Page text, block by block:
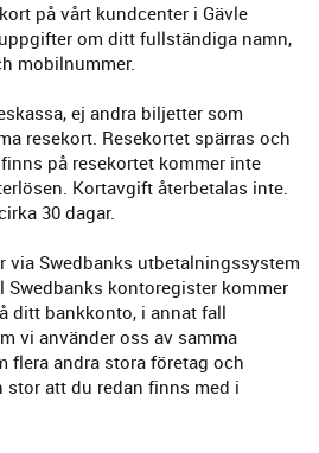
på vårt kundcenter i Gävle
om ditt fullständiga namn,
mobilnummer.
ej andra biljetter som
resekort. Resekortet spärras och
på resekortet kommer inte
Kortavgift återbetalas inte.
30 dagar.
via Swedbanks utbetalnings­system
Swedbanks kontoregister kommer
ditt bankkonto, i annat fall
vi använder oss av samma
flera andra stora företag och
stor att du redan finns med i